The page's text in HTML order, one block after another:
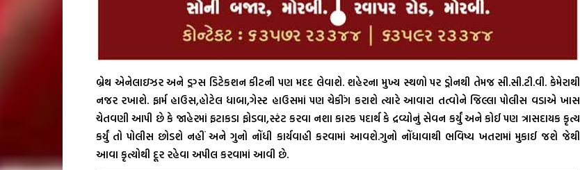
બ્રેથ એનેલાઇઝર અને ડ્રગ્સ ડિટેકશન કીટની પણ મદદ લેવાશે. શહેરના મુખ્ય સ્થળો પર ડ્રોનથી તેમજ સી.સી.ટી.વી. કેમેરાથી
નજર રખાશે. ફાર્મ હાઉસ,હોટેલ ધાબા,ગેસ્ટ હાઉસમાં પણ ચેકીંગ કરાશે ત્યારે આવારા તત્વોને જિલ્લા પોલીસ વડાએ ખાસ
ચેતવણી આપી છે કે જાહેરમાં ફટાકડા ફોડવા,સ્ટંટ કરવા નશા કારક પદાર્થ કે દ્રવ્યોનું સેવન કર્યું અને કોઈ પણ ત્રાસદાયક કૃત્ય
કર્યું તો પોલીસ છોડશે નહીં અને ગુનો નોંધી કાર્યવાહી કરવામાં આવશે.ગુનો નોંધાવાથી ભવિષ્ય ખતરામાં મુકાઈ જશે જેથી
આવા કૃત્યોથી દૂર રહેવા અપીલ કરવામાં આવી છે.